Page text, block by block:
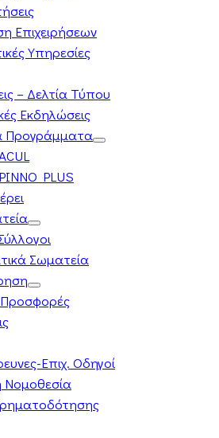
Επιχειρήσεων
Υπηρεσίες
– Δελτία Τύπου
Εκδηλώσεις
Προγράμματα
PLUS
Σωματεία
Προσφορές
Επιχ. Οδηγοί